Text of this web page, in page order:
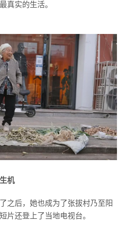
真实的生活。
机
之后，她也成为了张拔村乃至阳
片还登上了当地电视台。